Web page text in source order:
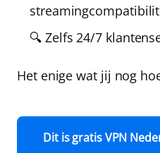
🔍 Zelfs 24/7
Het enige wat jij nog
Dit is gratis VPN